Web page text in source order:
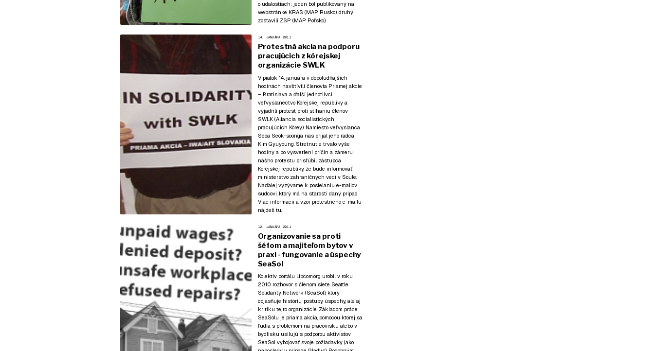
o udalostiach: jeden bol publikovaný na
webstránke KRAS (MAP Rusko), druhý
zostavili ZSP (MAP Poľsko).
14. JANUÁRA 2011
Protestná akcia na podporu
pracujúcich z kórejskej
organizácie SWLK
V piatok 14. januára v dopoludňajších
hodinách navštívili členovia Priamej akcie
– Bratislava a ďalší jednotlivci
veľvyslanectvo Kórejskej republiky a
vyjadrili protest proti stíhaniu členov
SWLK (Aliancia socialistických
pracujúcich Kórey). Namiesto veľvyslanca
Seoa Seok-soonga nás prijal jeho radca
Kim Gyuyoung. Stretnutie trvalo vyše
hodiny a po vysvetlení príčin a zámeru
nášho protestu prisľúbil zástupca
Kórejskej republiky, že bude informovať
ministerstvo zahraničných vecí v Soule.
Naďalej vyzývame k posielaniu e-mailov
sudcovi, ktorý má na starosti daný prípad.
Viac informácií a vzor protestného e-mailu
nájdeš tu
12. JANUÁRA 2011
Organizovanie sa proti
šéfom a majiteľom bytov v
praxi - fungovanie a úspechy
SeaSol
Kolektív portálu Libcom.org urobil v roku
2010 rozhovor s členom siete Seattle
Solidarity Network (SeaSol), ktorý
objasňuje históriu, postupy, úspechy, ale aj
kritiku tejto organizácie. Základom práce
SeaSolu je priama akcia, pomocou ktorej sa
ľudia s problémom na pracovisku alebo v
bydlisku usilujú s podporou aktivistov
SeaSol vybojovať svoje požiadavky (ako